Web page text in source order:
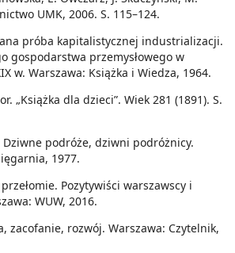
UMK, 2006. S. 115–124.
próba kapitalistycznej industrializacji.
gospodarstwa przemysłowego w
w. Warszawa: Książka i Wiedza, 1964.
„Książka dla dzieci”. Wiek 281 (1891). S.
Dziwne podróże, dziwni podróżnicy.
1977.
Pozytywiści warszawscy i
WUW, 2016.
zacofanie, rozwój. Warszawa: Czytelnik,